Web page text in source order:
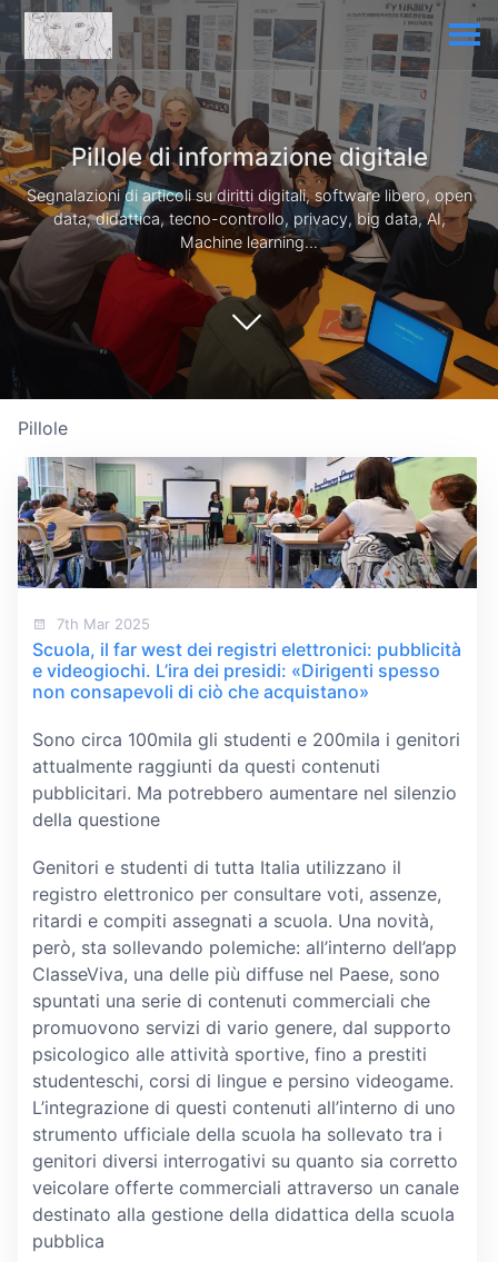
Pillole di informazione digitale
Segnalazioni di articoli su diritti digitali, software libero, open
data, didattica, tecno-controllo, privacy, big data, AI,
Machine learning...
Pillole
7th Mar 2025
Scuola, il far west dei registri elettronici: pubblicità
e videogiochi. L’ira dei presidi: «Dirigenti spesso
non consapevoli di ciò che acquistano»
Sono circa 100mila gli studenti e 200mila i genitori
attualmente raggiunti da questi contenuti
pubblicitari. Ma potrebbero aumentare nel silenzio
della questione
Genitori e studenti di tutta Italia utilizzano il
registro elettronico per consultare voti, assenze,
ritardi e compiti assegnati a scuola. Una novità,
però, sta sollevando polemiche: all’interno dell’app
ClasseViva, una delle più diffuse nel Paese, sono
spuntati una serie di contenuti commerciali che
promuovono servizi di vario genere, dal supporto
psicologico alle attività sportive, fino a prestiti
studenteschi, corsi di lingue e persino videogame.
L’integrazione di questi contenuti all’interno di uno
strumento ufficiale della scuola ha sollevato tra i
genitori diversi interrogativi su quanto sia corretto
veicolare offerte commerciali attraverso un canale
destinato alla gestione della didattica della scuola
pubblica